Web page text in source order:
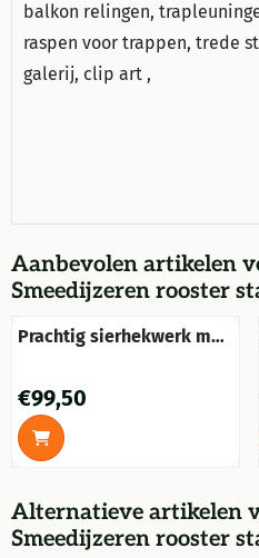
balkon relingen,
raspen voor trappen, trede
galerij, clip art ,
Aanbevolen artikelen
Smeedijzeren rooster
Prachtig sierhekwerk met
Prijs: 99,50
€99,50
Alternatieve artikelen
Smeedijzeren rooster